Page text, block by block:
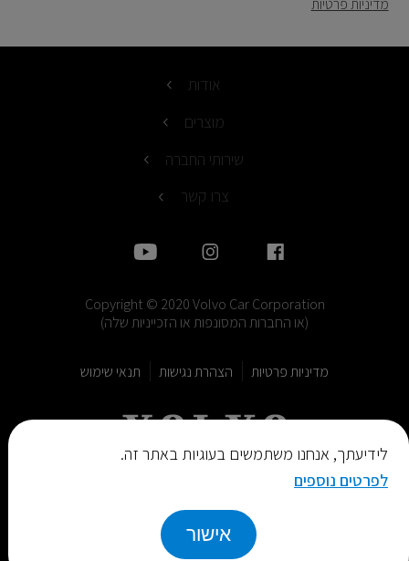
מדיניות פרטיות
אודות
מוצרים
שירותי החברה
צרו קשר
Copyright © 2020 Volvo Car Corporation
(או החברות המסונפות או הזכייניות שלה)
מדיניות פרטיות הצהרת נגישות תנאי שימוש
לידיעתך, אנחנו משתמשים בעוגיות באתר זה.
לפרטים נוספים
אישור